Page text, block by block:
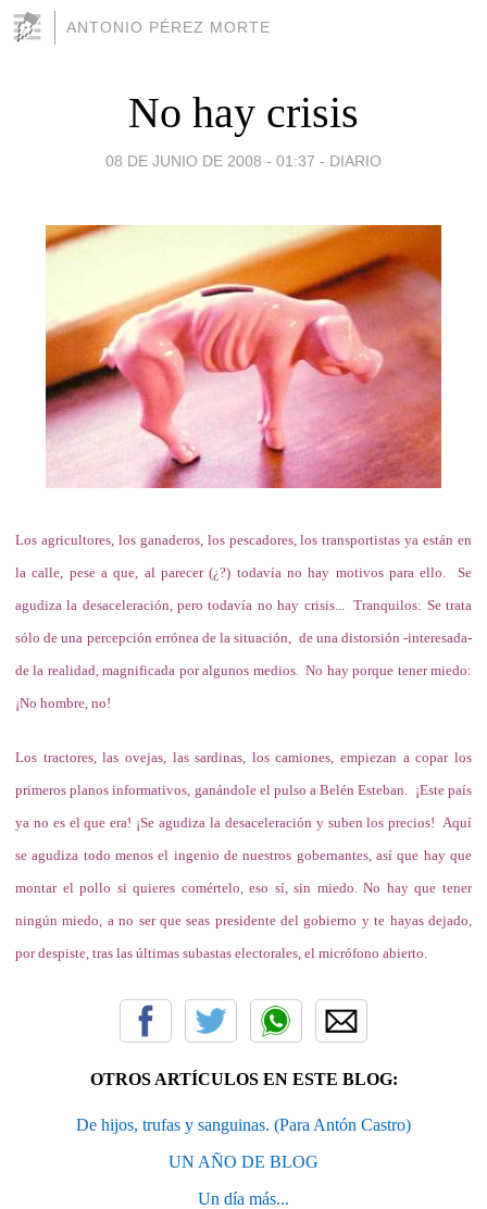
ANTONIO PÉREZ MORTE
No hay crisis
08 DE JUNIO DE 2008 - 01:37 - DIARIO
Los agricultores, los ganaderos, los pescadores, los transportistas ya están en
la calle, pese a que, al parecer (¿?) todavía no hay motivos para ello. Se
agudiza la desaceleración, pero todavía no hay crisis... Tranquilos: Se trata
sólo de una percepción errónea de la situación, de una distorsión -interesada-
de la realidad, magnificada por algunos medios. No hay porque tener miedo:
¡No hombre, no!
Los tractores, las ovejas, las sardinas, los camiones, empiezan a copar los
primeros planos informativos, ganándole el pulso a Belén Esteban. ¡Este país
ya no es el que era! ¡Se agudiza la desaceleración y suben los precios! Aquí
se agudiza todo menos el ingenio de nuestros gobernantes, así que hay que
montar el pollo si quieres comértelo, eso sí, sin miedo.No hay que tener
ningún miedo, a no ser que seas presidente del gobierno y te hayas dejado,
por despiste, tras las últimas subastas electorales, el micrófono abierto.
OTROS ARTÍCULOS EN ESTE BLOG:
De hijos, trufas y sanguinas. (Para Antón Castro)
UN AÑO DE BLOG
Un día más...